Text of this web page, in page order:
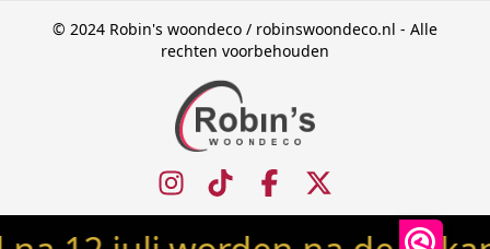
© 2024 Robin's woondeco / robinswoondeco.nl - Alle
rechten voorbehouden